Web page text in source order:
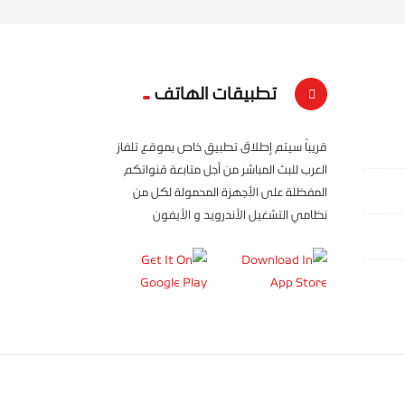
تطبيقات الهاتف
قريباً سيتم إطلاق تطبيق خاص بموقع تلفاز
العرب للبث المباشر من أجل متابعة قنواتكم
المفظلة على الأجهزة المحمولة لكل من
نظامي التشغيل الأندرويد و الأيفون